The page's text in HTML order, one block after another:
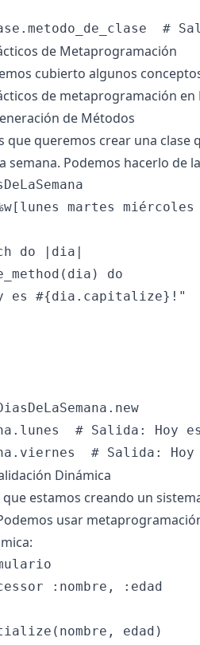
de Metaprogramación
cubierto algunos
de metaprogramación en
de Métodos
que queremos crear una clase
semana. Podemos hacerlo de
martes
do |dia|
do
es #{dia.capitalize}!"
# Salida: Hoy
Dinámica
estamos creando un
usar
:nombre, :edad
edad)